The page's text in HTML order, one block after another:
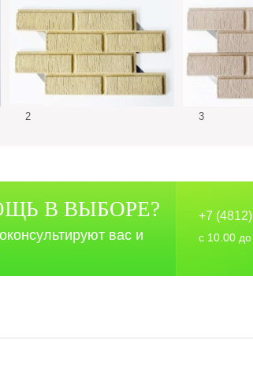
2 3
В ВЫБОРЕ?
вас и
+7 (4812)
с 10.00